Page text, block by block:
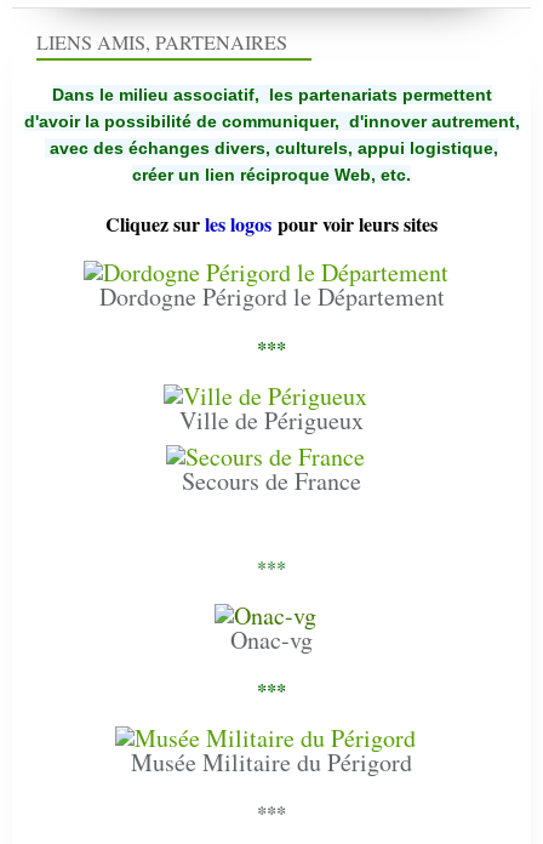
LIENS AMIS, PARTENAIRES
Dans le milieu associatif, les partenariats permettent
d'avoir la possibilité de communiquer, d'innover autrement,
avec des échanges divers, culturels, appui logistique,
créer un lien réciproque Web, etc.
Cliquez surles logos pour voir leurs sites
Dordogne Périgord le Département
***
Ville de Périgueux
Secours de France
***
Onac-vg
***
Musée Militaire du Périgord
***